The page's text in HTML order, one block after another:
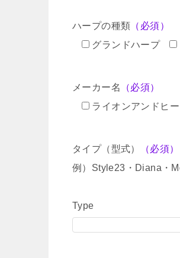
ハープの種類 （必須）
グランドハープ
メーカー名
（必須）
ライオンアンドヒ
タイプ（型式）
（必須）
例）Style23・Diana・
Type